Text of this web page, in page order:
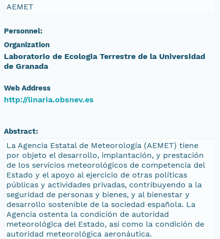
AEMET
Personnel:
Organization
Laboratorio de Ecologia Terrestre de la Universidad
de Granada
Web Address
http://linaria.obsnev.es
Abstract:
La Agencia Estatal de Meteorología (AEMET) tiene
por objeto el desarrollo, implantación, y prestación
de los servicios meteorológicos de competencia del
Estado y el apoyo al ejercicio de otras políticas
públicas y actividades privadas, contribuyendo a la
seguridad de personas y bienes, y al bienestar y
desarrollo sostenible de la sociedad española. La
Agencia ostenta la condición de autoridad
meteorológica del Estado, así como la condición de
autoridad meteorológica aeronáutica.